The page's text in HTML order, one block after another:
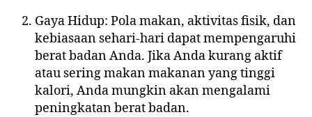
Gaya Hidup: Pola makan, aktivitas fisik, dan
kebiasaan sehari-hari dapat mempengaruhi
berat badan Anda. Jika Anda kurang aktif
atau sering makan makanan yang tinggi
kalori, Anda mungkin akan mengalami
peningkatan berat badan.